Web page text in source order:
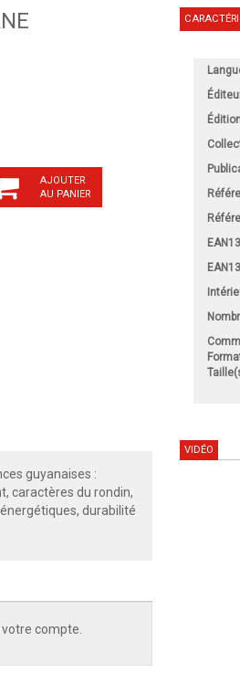
AJOUTER
AU PANIER
guyanaises :
caractères du rondin,
durabilité
compte.
VIDÉO